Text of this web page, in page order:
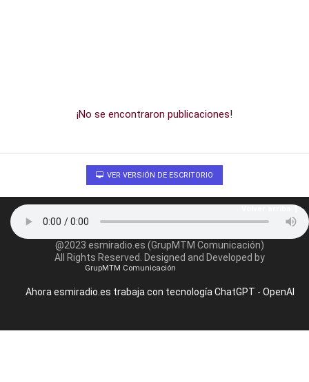
¡No se encontraron publicaciones!
VER VERSIÓN DE ESCRITORIO
@2023 esmiradio.es (GrupMTM Comunicación)
All Rights Reserved. Designed and Developed by
GrupMTM Comunicación
Ahora esmiradio.es trabaja con tecnología ChatGPT - OpenAI